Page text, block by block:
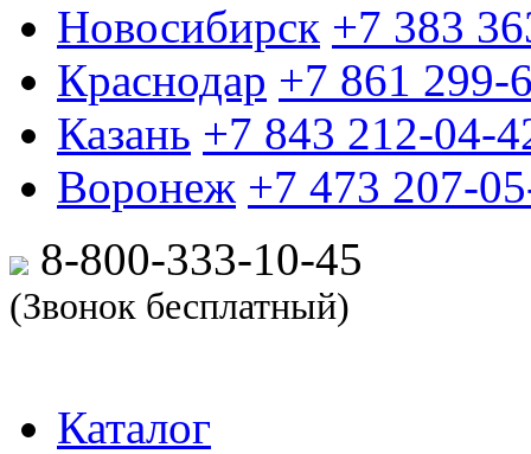
Новосибирск +7 383
Краснодар +7 861 299-
Казань +7 843 212-04-
Воронеж +7 473 207-
8-800-333-10-45
(Звонок бесплатный)
Каталог